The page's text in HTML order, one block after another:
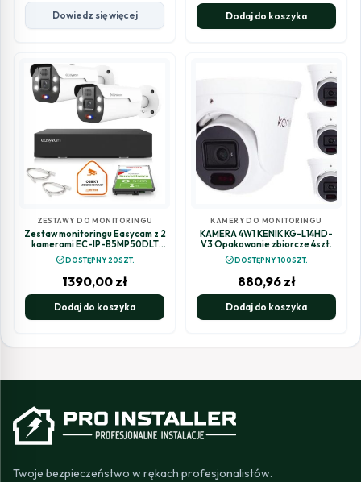
Dowiedz się więcej Dodaj do koszyka
ZESTAWY DO MONITORINGU
Zestaw monitoringu Easycam z 2
kamerami EC-IP-B5MP50DLT
5MPx z aktywnym odstraszaniem
check_circleDOSTĘPNY 20SZT.
1390,00 zł
Dodaj do koszyka
KAMERY DO MONITORINGU
KAMERA 4W1 KENIK KG-L14HD-
V3 Opakowanie zbiorcze 4szt.
check_circleDOSTĘPNY 100SZT.
880,96 zł
Dodaj do koszyka
Twoje bezpieczeństwo w rękach profesjonalistów.